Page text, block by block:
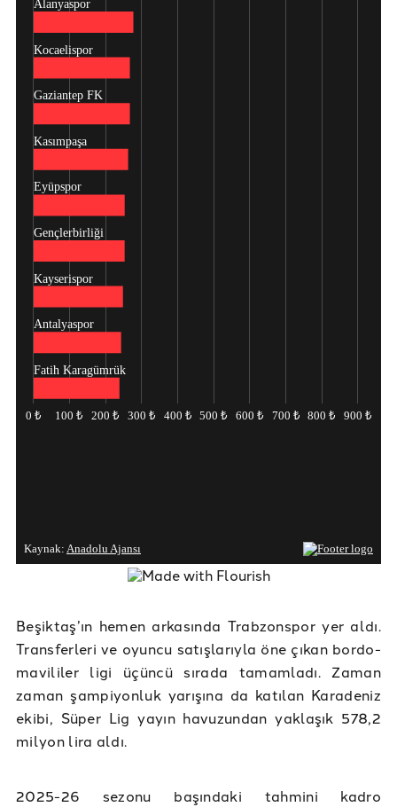
Beşiktaş’ın hemen arkasında Trabzonspor yer aldı.
Transferleri ve oyuncu satışlarıyla öne çıkan bordo-
mavililer ligi üçüncü sırada tamamladı. Zaman
zaman şampiyonluk yarışına da katılan Karadeniz
ekibi, Süper Lig yayın havuzundan yaklaşık 578,2
milyon lira aldı.
2025-26 sezonu başındaki tahmini kadro